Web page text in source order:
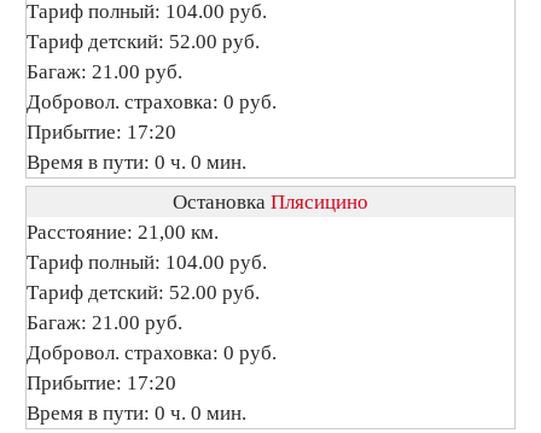
Тариф полный: 104.00 руб.
Тариф детский: 52.00 руб.
Багаж: 21.00 руб.
Добровол. страховка: 0 руб.
Прибытие: 17:20
Время в пути: 0 ч. 0 мин.
Остановка Плясицино
Расстояние: 21,00 км.
Тариф полный: 104.00 руб.
Тариф детский: 52.00 руб.
Багаж: 21.00 руб.
Добровол. страховка: 0 руб.
Прибытие: 17:20
Время в пути: 0 ч. 0 мин.